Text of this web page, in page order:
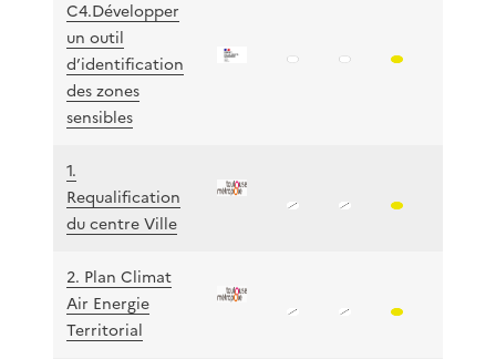
C4.Développer
un outil
d’identification
des zones
sensibles
1.
Requalification
du centre Ville
2. Plan Climat
Air Energie
Territorial